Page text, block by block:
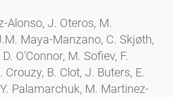
Alonso, J. Oteros, M.
Maya-Manzano, C. Skjøth,
O'Connor, M. Sofiev, F.
B. Clot, J. Buters, E.
Palamarchuk, M. Martinez-